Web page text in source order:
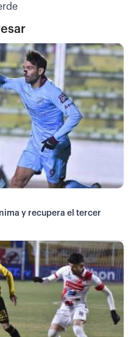
y recupera el tercer